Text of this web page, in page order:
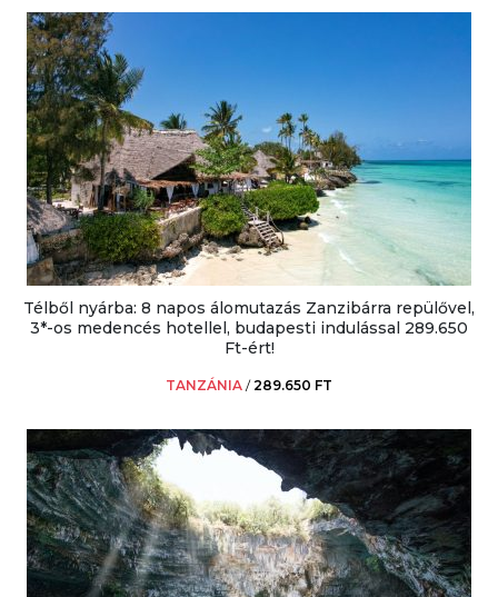
Télből nyárba: 8 napos álomutazás Zanzibárra repülővel,
3*-os medencés hotellel, budapesti indulással 289.650
Ft-ért!
TANZÁNIA /289.650 FT